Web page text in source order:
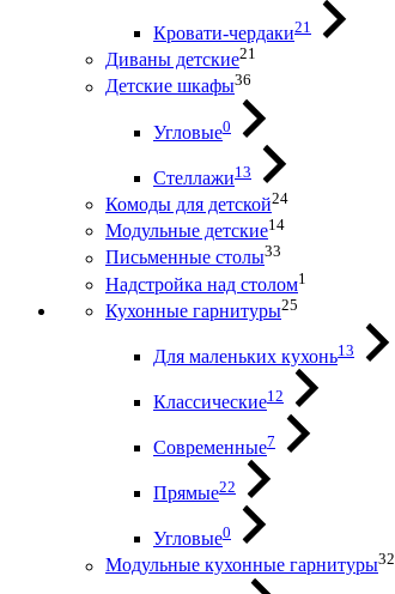
Кровати-чердаки21
Диваны детские21
Детские шкафы36
Угловые0
Стеллажи13
Комоды для детской24
Модульные детские14
Письменные столы33
Надстройка над столом1
Кухонные гарнитуры25
Для маленьких кухонь13
Классические12
Современные7
Прямые22
Угловые0
Модульные кухонные гарнитуры32